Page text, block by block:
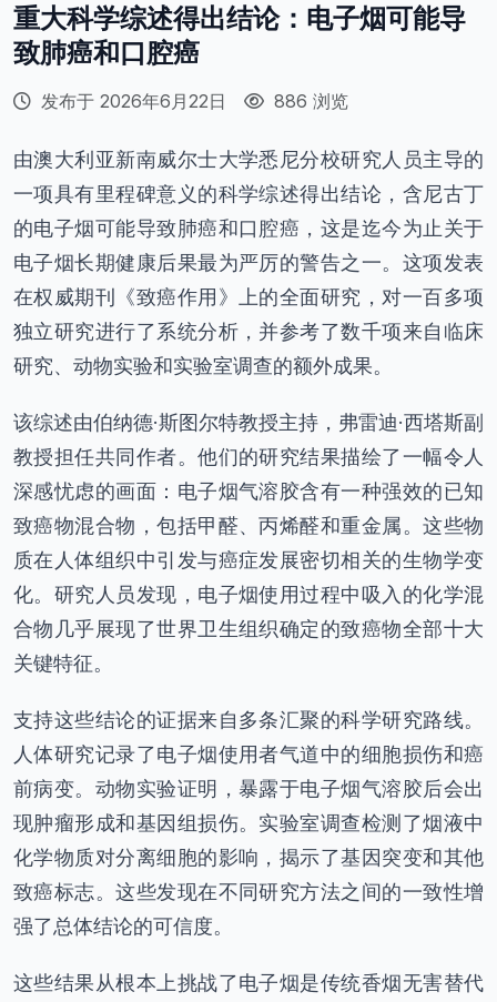
重大科学综述得出结论：电子烟可能导
致肺癌和口腔癌
发布于 2026年6月22日 886 浏览
由澳大利亚新南威尔士大学悉尼分校研究人员主导的
一项具有里程碑意义的科学综述得出结论，含尼古丁
的电子烟可能导致肺癌和口腔癌，这是迄今为止关于
电子烟长期健康后果最为严厉的警告之一。这项发表
在权威期刊《致癌作用》上的全面研究，对一百多项
独立研究进行了系统分析，并参考了数千项来自临床
研究、动物实验和实验室调查的额外成果。
该综述由伯纳德·斯图尔特教授主持，弗雷迪·西塔斯副
教授担任共同作者。他们的研究结果描绘了一幅令人
深感忧虑的画面：电子烟气溶胶含有一种强效的已知
致癌物混合物，包括甲醛、丙烯醛和重金属。这些物
质在人体组织中引发与癌症发展密切相关的生物学变
化。研究人员发现，电子烟使用过程中吸入的化学混
合物几乎展现了世界卫生组织确定的致癌物全部十大
关键特征。
支持这些结论的证据来自多条汇聚的科学研究路线。
人体研究记录了电子烟使用者气道中的细胞损伤和癌
前病变。动物实验证明，暴露于电子烟气溶胶后会出
现肿瘤形成和基因组损伤。实验室调查检测了烟液中
化学物质对分离细胞的影响，揭示了基因突变和其他
致癌标志。这些发现在不同研究方法之间的一致性增
强了总体结论的可信度。
这些结果从根本上挑战了电子烟是传统香烟无害替代